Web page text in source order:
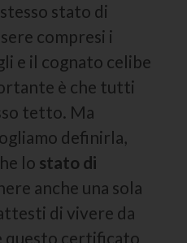
stato di
compresi i
e il cognato celibe
è che tutti
tetto. Ma
definirla,
lo stato di
anche una sola
di vivere da
questo certificato